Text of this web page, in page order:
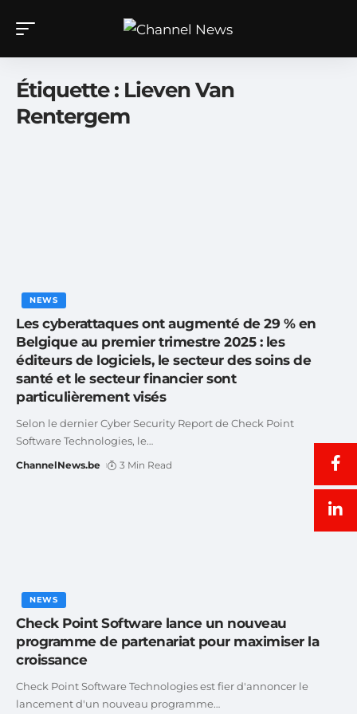
Étiquette : Lieven Van
Rentergem
NEWS
Les cyberattaques ont augmenté de 29 % en
Belgique au premier trimestre 2025 : les
éditeurs de logiciels, le secteur des soins de
santé et le secteur financier sont
particulièrement visés
Selon le dernier Cyber Security Report de Check Point
Software Technologies, le…
ChannelNews.be 3 Min Read
NEWS
Check Point Software lance un nouveau
programme de partenariat pour maximiser la
croissance
Check Point Software Technologies est fier d'annoncer le
lancement d'un nouveau programme…